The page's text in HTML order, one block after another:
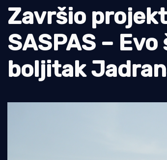
Tradicija i kultura
Završio
SASPAS –
boljitak